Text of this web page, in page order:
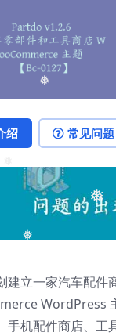
❅
❅
绍 常见问题
建立一家汽车配
WordPress
手机配件商店、工